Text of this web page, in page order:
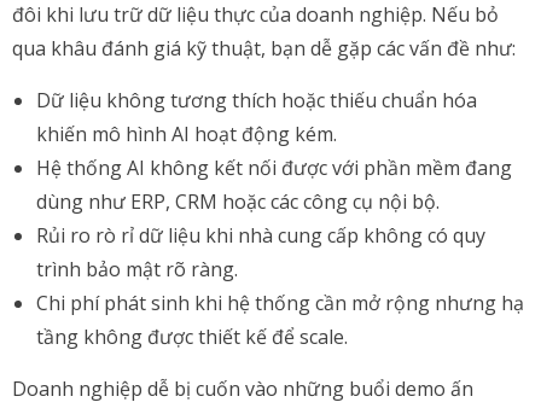
đôi khi lưu trữ dữ liệu thực của doanh nghiệp. Nếu bỏ
qua khâu đánh giá kỹ thuật, bạn dễ gặp các vấn đề như:
Dữ liệu không tương thích hoặc thiếu chuẩn hóa
khiến mô hình AI hoạt động kém.
Hệ thống AI không kết nối được với phần mềm đang
dùng như ERP, CRM hoặc các công cụ nội bộ.
Rủi ro rò rỉ dữ liệu khi nhà cung cấp không có quy
trình bảo mật rõ ràng.
Chi phí phát sinh khi hệ thống cần mở rộng nhưng hạ
tầng không được thiết kế để scale.
Doanh nghiệp dễ bị cuốn vào những buổi demo ấn